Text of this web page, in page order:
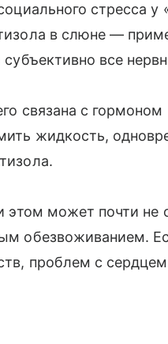
стресса
в слюне —
все
связана с
жидкость,
этом может почти
обезвоживанием.
проблем с